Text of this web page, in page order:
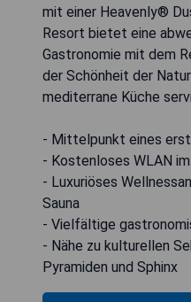
mit einer Heavenly®
Resort bietet eine
Gastronomie mit dem
der Schönheit der
mediterrane Küche
- Mittelpunkt eines
- Kostenloses WLAN
- Luxuriöses
Sauna
- Vielfältige
- Nähe zu kulturellen
Pyramiden und Sphinx